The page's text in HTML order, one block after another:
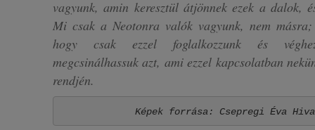
vagyunk, amin keresztül átjönnek ezek a dalok,
Mi csak a Neotonra valók vagyunk, nem
hogy csak ezzel foglalkozzunk és
megcsinálhassuk azt, ami ezzel kapcsolatban
rendjén.
Képek forrása: Csepregi Éva